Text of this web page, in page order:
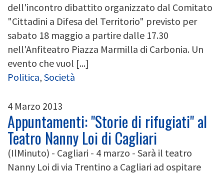
dell'incontro dibattito organizzato dal Comitato
"Cittadini a Difesa del Territorio" previsto per
sabato 18 maggio a partire dalle 17.30
nell'Anfiteatro Piazza Marmilla di Carbonia. Un
evento che vuol [...]
Politica, Società
4 Marzo 2013
Appuntamenti: "Storie di rifugiati" al
Teatro Nanny Loi di Cagliari
(IlMinuto) - Cagliari - 4 marzo - Sarà il teatro
Nanny Loi di via Trentino a Cagliari ad ospitare